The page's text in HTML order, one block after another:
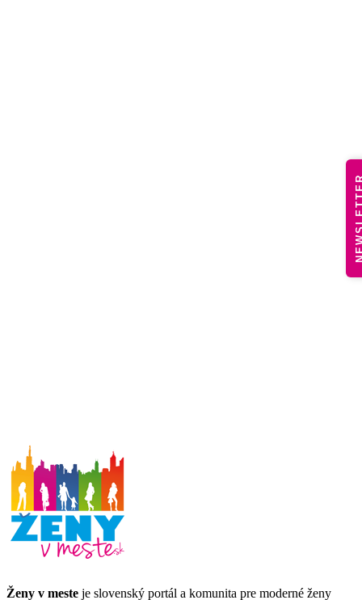
Ženy v meste je slovenský portál a komunita pre moderné ženy